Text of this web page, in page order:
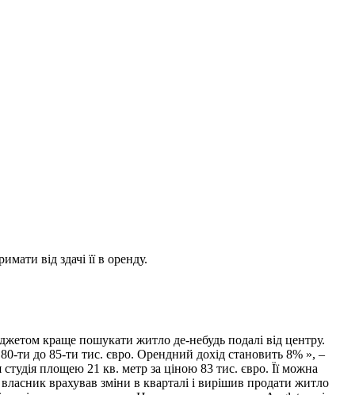
від здачі її в оренду.
краще пошукати житло де-небудь подалі від центру.
80-ти до 85-ти тис. євро. Орендний дохід становить 8% », –
площею 21 кв. метр за ціною 83 тис. євро. Її можна
врахував зміни в кварталі і вирішив продати житло